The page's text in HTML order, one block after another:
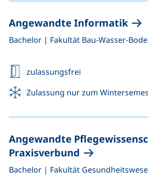
Angewandte Informatik
Bachelor, | Fakultät Bau-Wasser-
zulassungsfrei
Zulassung nur zum
Angewandte
Praxisverbund
Bachelor, | Fakultät